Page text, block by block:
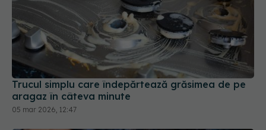
Trucul simplu care îndepărtează grăsimea de pe
aragaz în câteva minute
05 mar 2026, 12:47